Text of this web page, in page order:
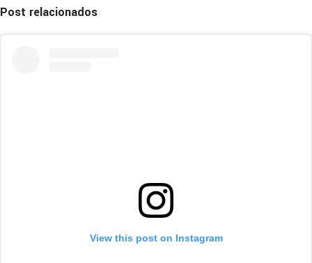
Post relacionados
View this post on Instagram